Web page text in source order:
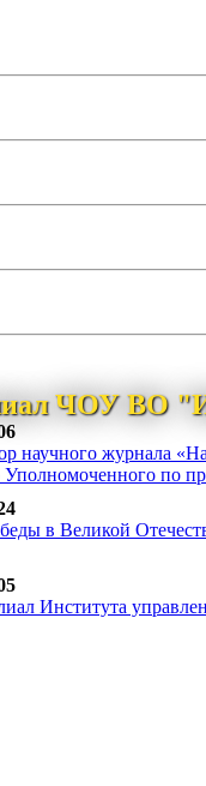
ЧОУ ВО
научного журнала
Уполномоченного по
в Великой
Института